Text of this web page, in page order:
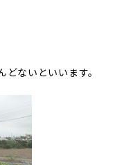
ないといいます。